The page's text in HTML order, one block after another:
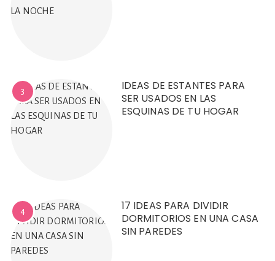
3
IDEAS DE ESTANTES PARA
SER USADOS EN LAS
ESQUINAS DE TU HOGAR
4
17 IDEAS PARA DIVIDIR
DORMITORIOS EN UNA CASA
SIN PAREDES